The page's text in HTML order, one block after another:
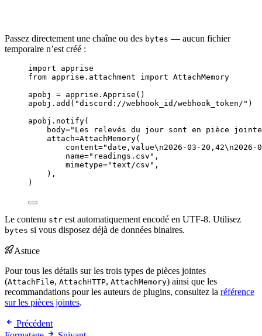
Passez directement une chaîne ou des bytes — aucun fichier
temporaire n’est créé :
import apprise
from apprise.attachment import AttachMemory
apobj = apprise. Apprise ()
apobj. add ( "discord://webhook_id/webhook_token/ " )
apobj. notify(
body=" Les relevés du jour sont en pièce
attach=AttachMemory(
content="date,value\n2026-03-20,42\n2026-
name=" readings.csv " ,
mimetype="text/csv " ,
) ,
)
Le contenu str est automatiquement encodé en UTF-8. Utilisez
bytes si vous disposez déjà de données binaires.
Astuce
Pour tous les détails sur les trois types de pièces jointes
(AttachFile, AttachHTTP, AttachMemory) ainsi que les
recommandations pour les auteurs de plugins, consultez la référence
sur les pièces jointes.
Précédent